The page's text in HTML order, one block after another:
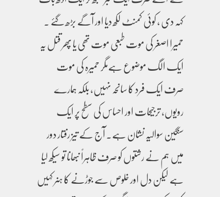
کہہ دی ، کوئی کمنٹ لکھ دیا اور آگے بڑھ گئے ۔
حمیرا اصغر کی موت طبعی موت تھی یا پھر قتل یہ
ایک الگ موضوع ہےمگر حمیرہ کی موت
صرف ایک فرد کا سانحہ نہیں، بلکہ ہمارے
رویوں، ترجیحات اور احساس کی سطح پر ایک
سنگین سوالیہ نشان ہے۔ آج کے تیز رفتار دور
میں ہم نے رشتوں کو صرف ظاہراً نبھانا تو سیکھ لیا
ہے لیکن دل اور خلوص سے جوڑنے کا ہنر کہیں